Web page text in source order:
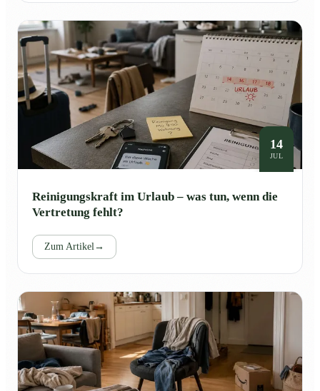
14
JUL
Reinigungskraft im Urlaub – was tun, wenn die
Vertretung fehlt?
Zum Artikel →